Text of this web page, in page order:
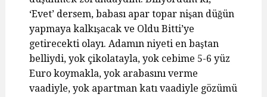
‘Evet’ dersem, babası apar topar nişan düğün
yapmaya kalkışacak ve Oldu Bitti’ye
getirecekti olayı. Adamın niyeti en baştan
belliydi, yok çikolatayla, yok cebime 5-6 yüz
Euro koymakla, yok arabasını verme
vaadiyle, yok apartman katı vaadiyle gözümü